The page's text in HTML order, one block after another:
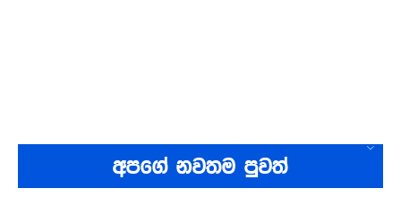
අපගේ නවතම පුවත්